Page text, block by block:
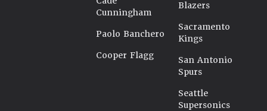
Cunningham
Paolo Banchero
Cooper Flagg
Blazers
Sacramento
Kings
San Antonio
Spurs
Seattle
Supersonics